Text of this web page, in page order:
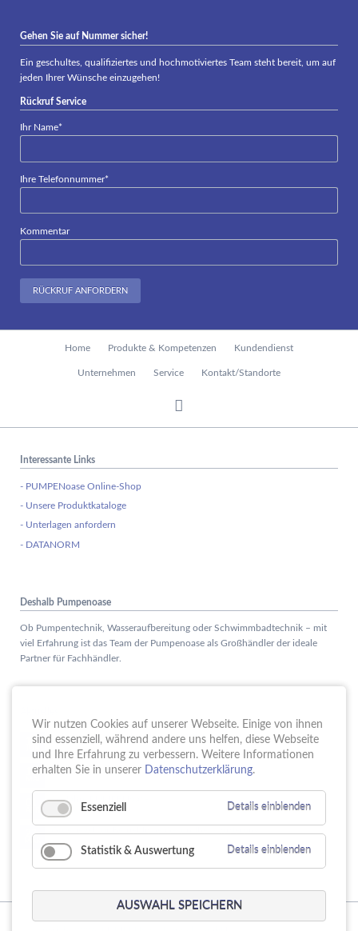
Gehen Sie auf Nummer sicher!
Ein geschultes, qualifiziertes und hochmotiviertes Team steht bereit, um auf
jeden Ihrer Wünsche einzugehen!
Rückruf Service
Pflichtfeld
Ihr Name*
Pflichtfeld
Ihre Telefonnummer*
Kommentar
RÜCKRUF ANFORDERN
Home Produkte & Kompetenzen Kundendienst
Unternehmen Service Kontakt/Standorte
Interessante Links
- PUMPENoase Online-Shop
- Unsere Produktkataloge
- Unterlagen anfordern
- DATANORM
Deshalb Pumpenoase
Ob Pumpentechnik, Wasseraufbereitung oder Schwimmbadtechnik – mit
viel Erfahrung ist das Team der Pumpenoase als Großhändler der ideale
Partner für Fachhändler.
15. Schule trifft Wirtschaft bei der PUMPENoase!
18. Vortrag IT-Sicherheit
16 Jahre PUMPENoase
23.
Wir nutzen Cookies auf unserer Webseite. Einige von ihnen
sind essenziell, während andere uns helfen, diese Webseite
und Ihre Erfahrung zu verbessern. Weitere Informationen
erhalten Sie in unserer Datenschutzerklärung.
Essenziell Details einblenden
Statistik & Auswertung Details einblenden
AUSWAHL SPEICHERN